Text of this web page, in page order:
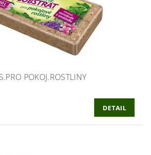
POKOJ.ROSTLINY
DETAIL